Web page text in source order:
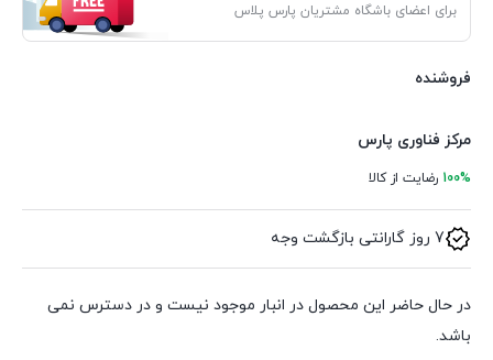
برای اعضای باشگاه مشتریان پارس پلاس
فروشنده
مرکز فناوری پارس
100% رضایت از کالا
7 روز گارانتی بازگشت وجه
در حال حاضر این محصول در انبار موجود نیست و در دسترس نمی
باشد.